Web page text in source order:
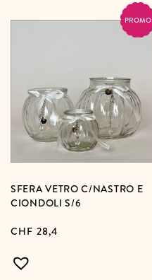
PROMO
SFERA VETRO C/NASTRO E
CIONDOLI S/6
CHF 28,4